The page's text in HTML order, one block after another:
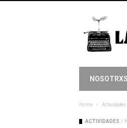
NOSOTRXS
Home Actividades
ACTIVIDADES /